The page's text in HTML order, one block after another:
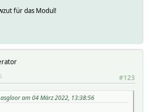
für das Modul!
#123
am 04 März 2022, 13:38:56